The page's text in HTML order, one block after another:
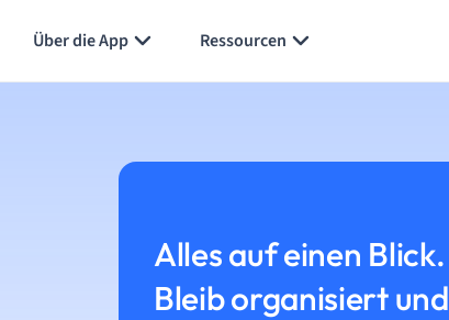
Über die App Ressourcen
Alles auf einen Blick.
Bleib organisiert und